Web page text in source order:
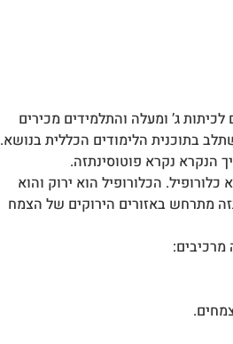
ג’ ומעלה והתלמידים מכירים
בתוכנית הלימודים הכללית בנושא.
הנקרא נקרא פוטוסינתזה.
הכלורופיל הוא ירוק והוא
מתרחש באזורים הירוקים של הצמח